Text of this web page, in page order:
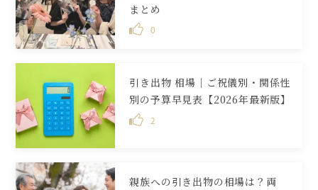
まとめ
0
引き出物 相場｜ご祝儀別・関係性
別の予算早見表【2026年最新版】
2
親族への引き出物の相場は？両